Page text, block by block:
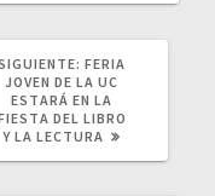
SIGUIENTE
POST:
FERIA
JOVEN DE LA UC
ESTARÁ EN LA
DEL LIBRO
Y LA LECTURA